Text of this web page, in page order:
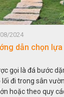
chọn lựa
đá bước dặm, là
sân vườn. Đá
theo quy cách